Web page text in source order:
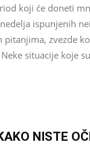
koji će doneti
ispunjenih
pitanjima, zvezde
situacije koje
NISTE